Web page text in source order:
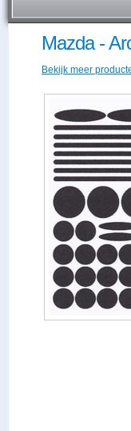
Mazda -
Bekijk meer